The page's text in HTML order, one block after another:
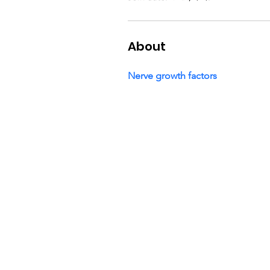
About
Nerve growth factors